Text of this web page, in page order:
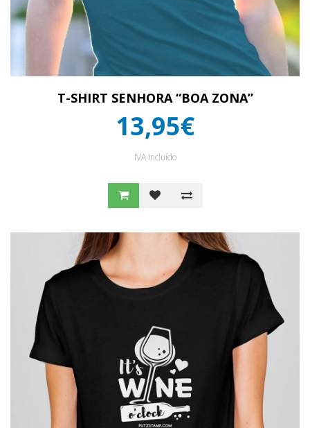
T-SHIRT SENHORA “BOA ZONA”
13,95€
IVA Incluído